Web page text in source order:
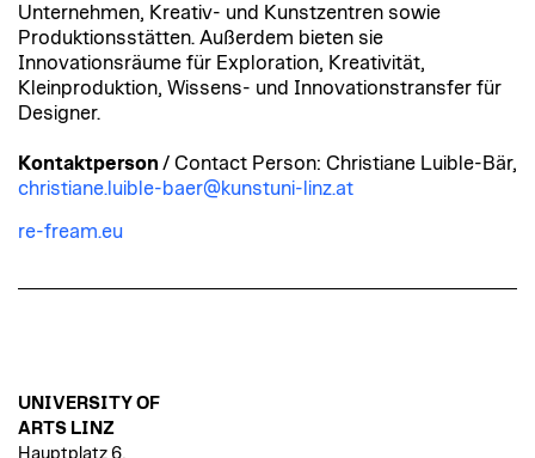
Unternehmen, Kreativ- und Kunstzentren sowie
Produktionsstätten. Außerdem bieten sie
Innovationsräume für Exploration, Kreativität,
Kleinproduktion, Wissens- und Innovationstransfer für
Designer.
Kontaktperson / Contact Person: Christiane Luible-Bär,
christiane.luible-baer@kunstuni-linz.at
re-fream.eu
UNIVERSITY OF
ARTS LINZ
Hauptplatz 6,